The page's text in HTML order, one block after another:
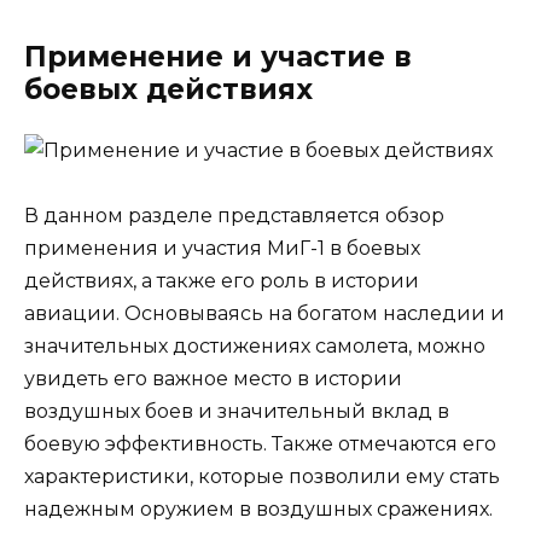
Применение и участие в
боевых действиях
В данном разделе представляется обзор
применения и участия МиГ-1 в боевых
действиях, а также его роль в истории
авиации. Основываясь на богатом наследии и
значительных достижениях самолета, можно
увидеть его важное место в истории
воздушных боев и значительный вклад в
боевую эффективность. Также отмечаются его
характеристики, которые позволили ему стать
надежным оружием в воздушных сражениях.